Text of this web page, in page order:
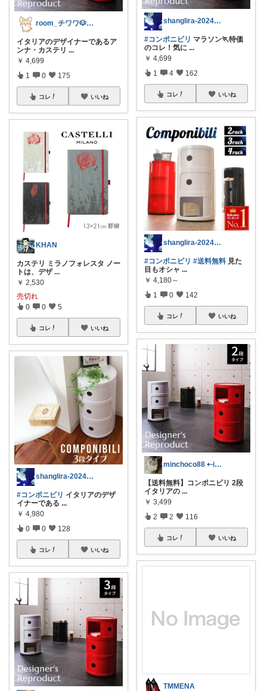
room_チワワ🐶コレクションも見てね
イタリアのデザイナーであるア
ンナ・カステリ ...
￥ 4,699
1 0 175
コレ いいね
KHAN
カステリ ミラノフォレスタ ノー
トは、デザ ...
￥ 2,530
売切れ
0 0 5
コレ いいね
shanglira-2024年のお買い物
#コンポニビリ イタリアのデザ
イナーである ...
￥ 4,980
0 0 128
コレ いいね
shanglira-2024年のお買い物
#コンポニビリ マラソン🏃特価
のコレ！気に ...
￥ 4,699
1 4 162
コレ いいね
shanglira-2024年のお買い物
#コンポニビリ #送料無料 見た
目もオシャ ...
￥ 4,180～
1 0 142
コレ いいね
minchoco88 ⇠igも同じ
【送料無料】コンポニビリ 2段
イタリアの ...
￥ 3,499
2 2 116
コレ いいね
TMMENA